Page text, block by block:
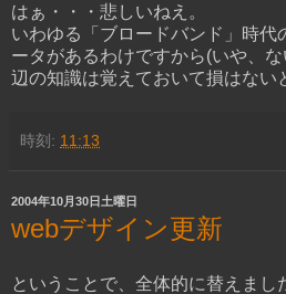
はぁ・・・悲しいねえ。
いわゆる「ブロードバンド」時代
ータがあるわけですから(いや、
辺の知識は覚えておいて損はない
時刻: 11:13
2004年10月30日土曜日
webデザイン更新
ということで、全体的に替えまし